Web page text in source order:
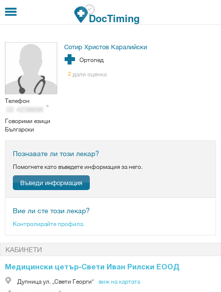
Премини към основното съдържание
DocTiming
Сотир Христов Каралийски
Ортопед
2 дали оценка
Телефон
Говорими езици
Български
Познавате ли този лекар?
Помогнете като въведете информация за него.
Въведи информация
Вие ли сте този лекар?
Контролирайте профила.
КАБИНЕТИ
Медицински цетър-Свети Иван Рилски ЕООД
Дупницаул. „Свети Георги“ виж на картата